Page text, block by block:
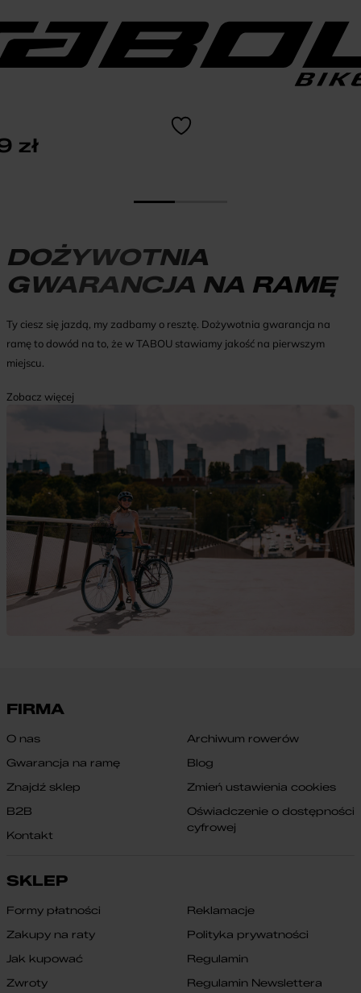
zł
DOŻYWOTNIA
GWARANCJA NA RAMĘ
Ty ciesz się jazdą, my zadbamy o resztę. Dożywotnia gwarancja na
ramę to dowód na to, że w TABOU stawiamy jakość na pierwszym
miejscu.
Zobacz więcej
FIRMA
O nas
Gwarancja na ramę
Znajdź sklep
B2B
Kontakt
Archiwum rowerów
Blog
Zmień ustawienia cookies
Oświadczenie o dostępności
cyfrowej
SKLEP
Formy płatności
Zakupy na raty
Jak kupować
Zwroty
Reklamacje
Polityka prywatności
Regulamin
Regulamin Newslettera